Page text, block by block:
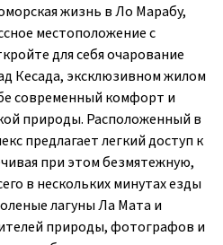
жизнь в Ло Марабу,
местоположение с
для себя очарование
Кесада, эксклюзивном жилом
современный комфорт и
природы. Расположенный в
предлагает легкий доступ к
при этом безмятежную,
в нескольких минутах езды
лагуны Ла Мата и
природы, фотографов и